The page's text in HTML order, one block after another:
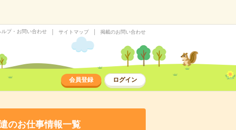
ルプ・お問い合わせ サイトマップ 掲載のお問い合わせ
会員登録 ログイン
のお仕事情報一覧